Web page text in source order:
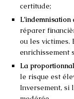
certitude;
réparer
ou les victimes.
enrichissement
La
le risque est
Inversement, si